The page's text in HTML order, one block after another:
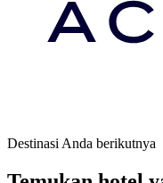
Destinasi Anda berikutnya